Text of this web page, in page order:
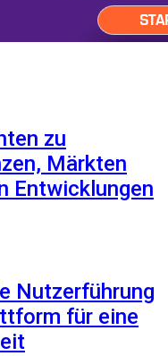
zu
Märkten
Entwicklungen
Nutzerführung
für eine